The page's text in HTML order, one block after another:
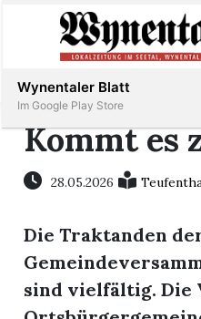
Immobilien
Veranstaltungen
Stellen
Kommt es
28.05.2026
Die Traktanden
sind vielfältig. Die
Wynentaler Blatt
Im Google Play Store